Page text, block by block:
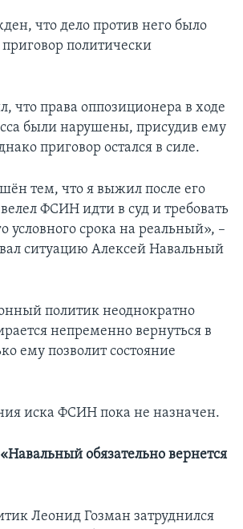
что дело против него было
политически
что права оппозиционера в ходе
были нарушены, присудив ему
приговор остался в силе.
тем, что я выжил после его
ФСИН идти в суд и требовать
условного срока на реальный», –
ситуацию Алексей Навальный
политик неоднократно
непременно вернуться в
ему позволит состояние
иска ФСИН пока не назначен.
обязательно вернется
Леонид Гозман затруднился